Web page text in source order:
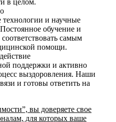
в целом.
и научные
обучение и
самым
помощи.
поддержки и активно
выздоровления. Наши
и готовы ответить на
вы доверяете свое
для которых ваше